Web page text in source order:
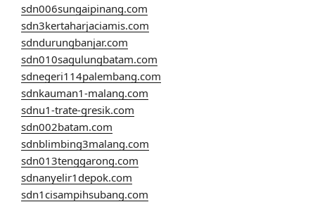
sdn006sungaipinang.com
sdn3kertaharjaciamis.com
sdndurungbanjar.com
sdn010sagulungbatam.com
sdnegeri114palembang.com
sdnkauman1-malang.com
sdnu1-trate-gresik.com
sdn002batam.com
sdnblimbing3malang.com
sdn013tenggarong.com
sdnanyelir1depok.com
sdn1cisampihsubang.com